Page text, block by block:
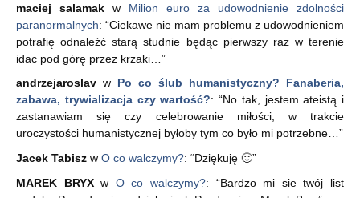
maciej salamak w Milion euro za udowodnienie zdolności
paranormalnych: “Ciekawe nie mam problemu z udowodnieniem
potrafię odnaleźć starą studnie będąc pierwszy raz w terenie
idac pod górę przez krzaki… ”
andrzejaroslav w Po co ślub humanistyczny? Fanaberia,
zabawa, trywializacja czy wartość?: “No tak, jestem ateistą i
zastanawiam się czy celebrowanie miłości, w trakcie
uroczystości humanistycznej byłoby tym co było mi potrzebne…”
Jacek Tabisz w O co walczymy?: “Dziękuję 🙂”
MAREK BRYXw O co walczymy?: “Bardzo mi sie twój list